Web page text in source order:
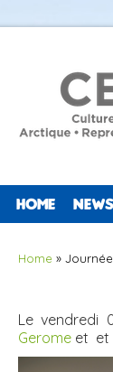
HOME NEWS
You are
Home »
Le vendredi
Gerome et et